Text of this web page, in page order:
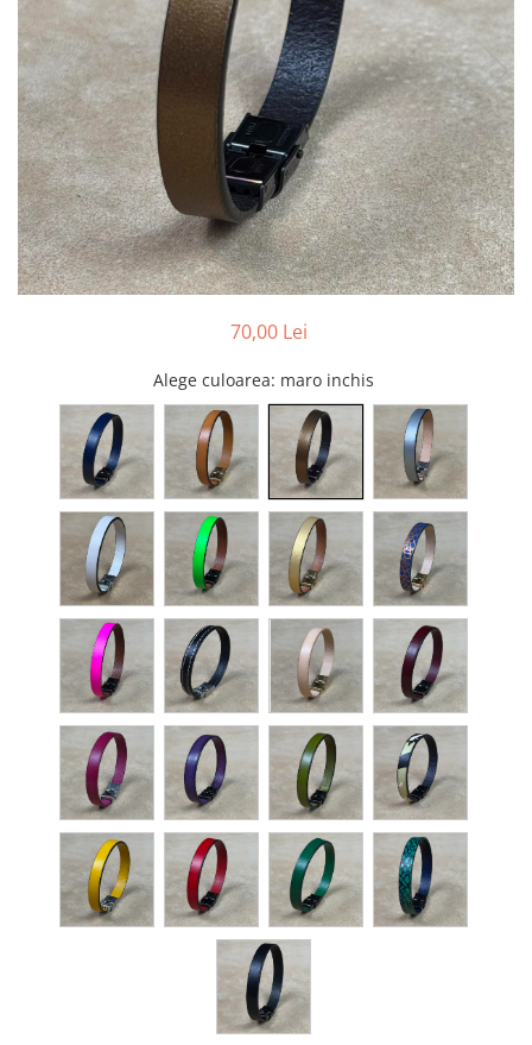
70,00 Lei
Alege culoarea: maro inchis